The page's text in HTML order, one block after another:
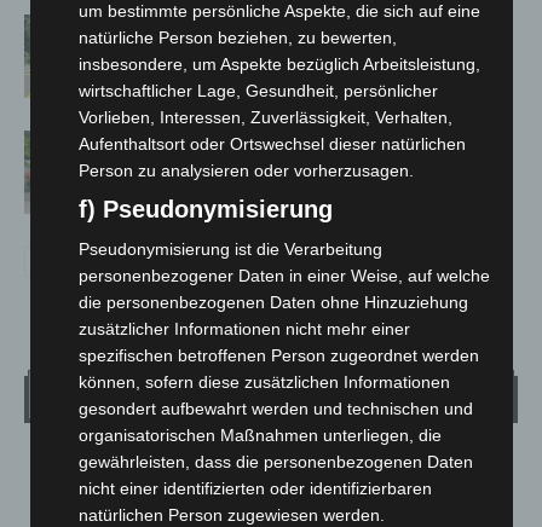
Brand im „Haus der Begegnung“ in
Neuwarmbüchen schnell eingedämmt
Region Hannover: 21 neue
Notfallsanitäter starten beim Roten
Kreuz
Wetter
LANGENHAGEN
Klarer Himmel
um bestimmte persönliche Aspekte, die sich auf eine
natürliche Person beziehen, zu bewerten,
insbesondere, um Aspekte bezüglich Arbeitsleistung,
wirtschaftlicher Lage, Gesundheit, persönlicher
Vorlieben, Interessen, Zuverlässigkeit, Verhalten,
Aufenthaltsort oder Ortswechsel dieser natürlichen
Person zu analysieren oder vorherzusagen.
f) Pseudonymisierung
Pseudonymisierung ist die Verarbeitung
personenbezogener Daten in einer Weise, auf welche
die personenbezogenen Daten ohne Hinzuziehung
zusätzlicher Informationen nicht mehr einer
spezifischen betroffenen Person zugeordnet werden
können, sofern diese zusätzlichen Informationen
gesondert aufbewahrt werden und technischen und
organisatorischen Maßnahmen unterliegen, die
gewährleisten, dass die personenbezogenen Daten
nicht einer identifizierten oder identifizierbaren
natürlichen Person zugewiesen werden.